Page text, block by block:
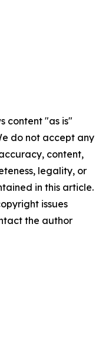
content "as is"
do not accept any
content,
legality, or
in this article.
issues
the author